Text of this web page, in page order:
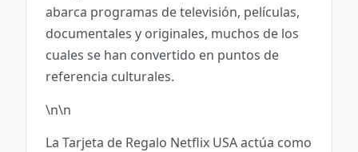
abarca programas de televisión, películas,
documentales y originales, muchos de los
cuales se han convertido en puntos de
referencia culturales.
\n\n
La Tarjeta de Regalo Netflix USA actúa como